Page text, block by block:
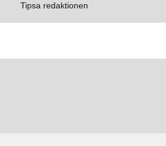
Tipsa redaktionen